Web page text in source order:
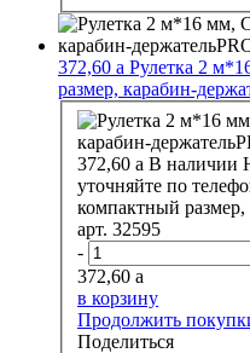
372,60 a Рулетка 2
размер, карабин-
372,60 a В наличии
уточняйте по
компактный
арт. 32595
-
372,60 a
в корзину
Продолжить
Поделиться